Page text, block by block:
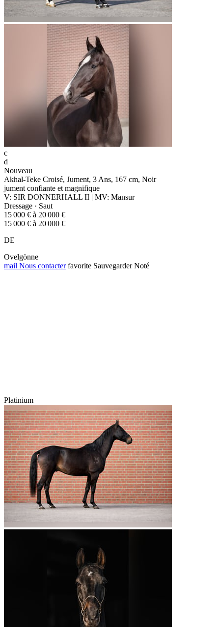
c
d
Nouveau
Akhal-Teke Croisé, Jument, 3 Ans, 167 cm, Noir
jument confiante et magnifique
V: SIR DONNERHALL II | MV: Mansur
Dressage · Saut
15 000 € à 20 000 €
15 000 € à 20 000 €
DE
Ovelgönne
mail Nous contacter favorite Sauvegarder Noté
Platinium